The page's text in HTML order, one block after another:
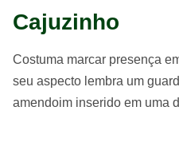
Cajuzinho
Costuma marcar presença
seu aspecto lembra um
amendoim inserido em uma